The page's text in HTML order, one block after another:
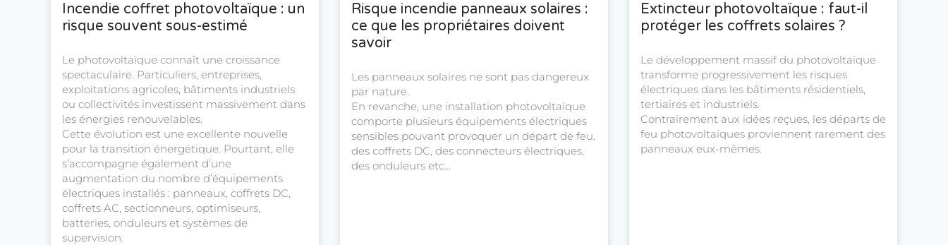
Incendie coffret photovoltaïque : un
risque souvent sous-estimé
Le photovoltaïque connaît une croissance
spectaculaire. Particuliers, entreprises,
exploitations agricoles, bâtiments industriels
ou collectivités investissent massivement dans
les énergies renouvelables.
Cette évolution est une excellente nouvelle
pour la transition énergétique. Pourtant, elle
s’accompagne également d’une
augmentation du nombre d’équipements
électriques installés : panneaux, coffrets DC,
coffrets AC, sectionneurs, optimiseurs,
batteries, onduleurs et systèmes de
supervision.
Risque incendie panneaux solaires :
ce que les propriétaires doivent
savoir
Les panneaux solaires ne sont pas dangereux
par nature.
En revanche, une installation photovoltaïque
comporte plusieurs équipements électriques
sensibles pouvant provoquer un départ de feu.
des coffrets DC, des connecteurs électriques,
des onduleurs etc…
Extincteur photovoltaïque : faut-il
protéger les coffrets solaires ?
Le développement massif du photovoltaïque
transforme progressivement les risques
électriques dans les bâtiments résidentiels,
tertiaires et industriels.
Contrairement aux idées reçues, les départs de
feu photovoltaïques proviennent rarement des
panneaux eux-mêmes.